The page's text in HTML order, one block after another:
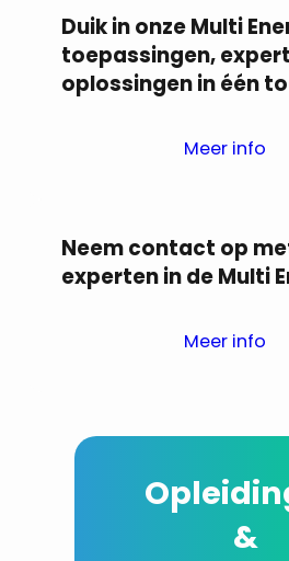
Duik in onze Multi
toepassingen,
oplossingen in één
Meer info
Neem contact op
experten in de Multi
Meer info
&